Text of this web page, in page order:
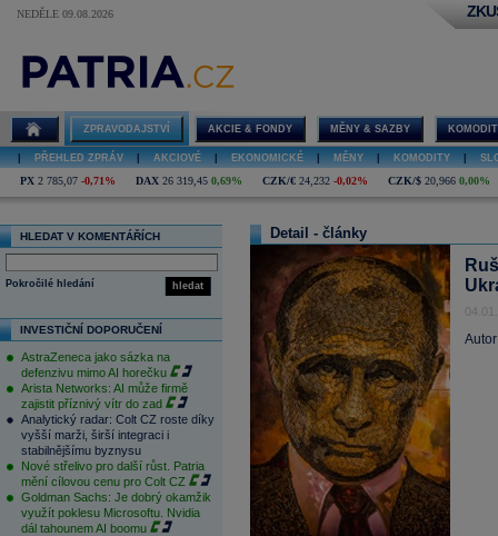
NEDĚLE 09.08.2026
ZPRAVODAJSTVÍ AKCIE & FONDY MĚNY & SAZBY
PŘEHLED ZPRÁV AKCIOVÉ EKONOMICKÉ MĚNY KOMODITY
PX 2 785,07 -0,71% DAX 26 319,45 0,69% CZK/€ 24,232 -0,02% CZK/$ 20,966 0,00%
HLEDAT V KOMENTÁŘÍCH
hledat
Pokročilé hledání
INVESTIČNÍ DOPORUČENÍ
AstraZeneca jako sázka na
defenzivu mimo AI horečku
Arista Networks: AI může firmě
zajistit příznivý vítr do zad
Analytický radar: Colt CZ roste díky
vyšší marži, širší integraci i
stabilnějšímu byznysu
Nové střelivo pro další růst. Patria
mění cílovou cenu pro Colt CZ
Goldman Sachs: Je dobrý okamžik
využít poklesu Microsoftu. Nvidia
dál tahounem AI boomu
Detail - články